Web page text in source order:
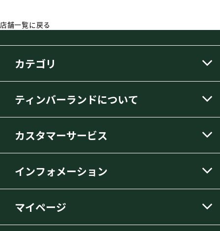
店舗一覧に戻る
カテゴリ
ティンバーランドについて
カスタマーサービス
インフォメーション
マイページ